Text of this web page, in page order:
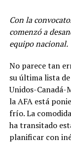
Con la
comenzó a
equipo nacional.
No parece tan
su última lista
Unidos-Canadá-
la AFA está
frío. La
ha transitado
planificar con